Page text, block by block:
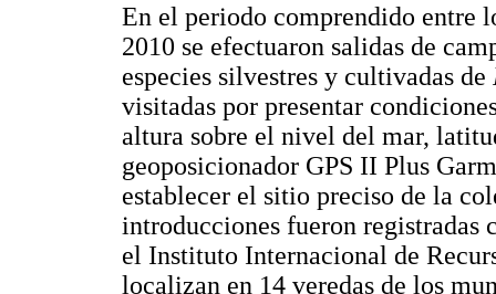
En el periodo comprendido entre
2010 se efectuaron salidas de
especies silvestres y cultivadas de
visitadas por presentar
altura sobre el nivel del mar,
geoposicionador GPS II Plus
establecer el sitio preciso de la
introducciones fueron registradas
el Instituto Internacional de
localizan en 14 veredas de los